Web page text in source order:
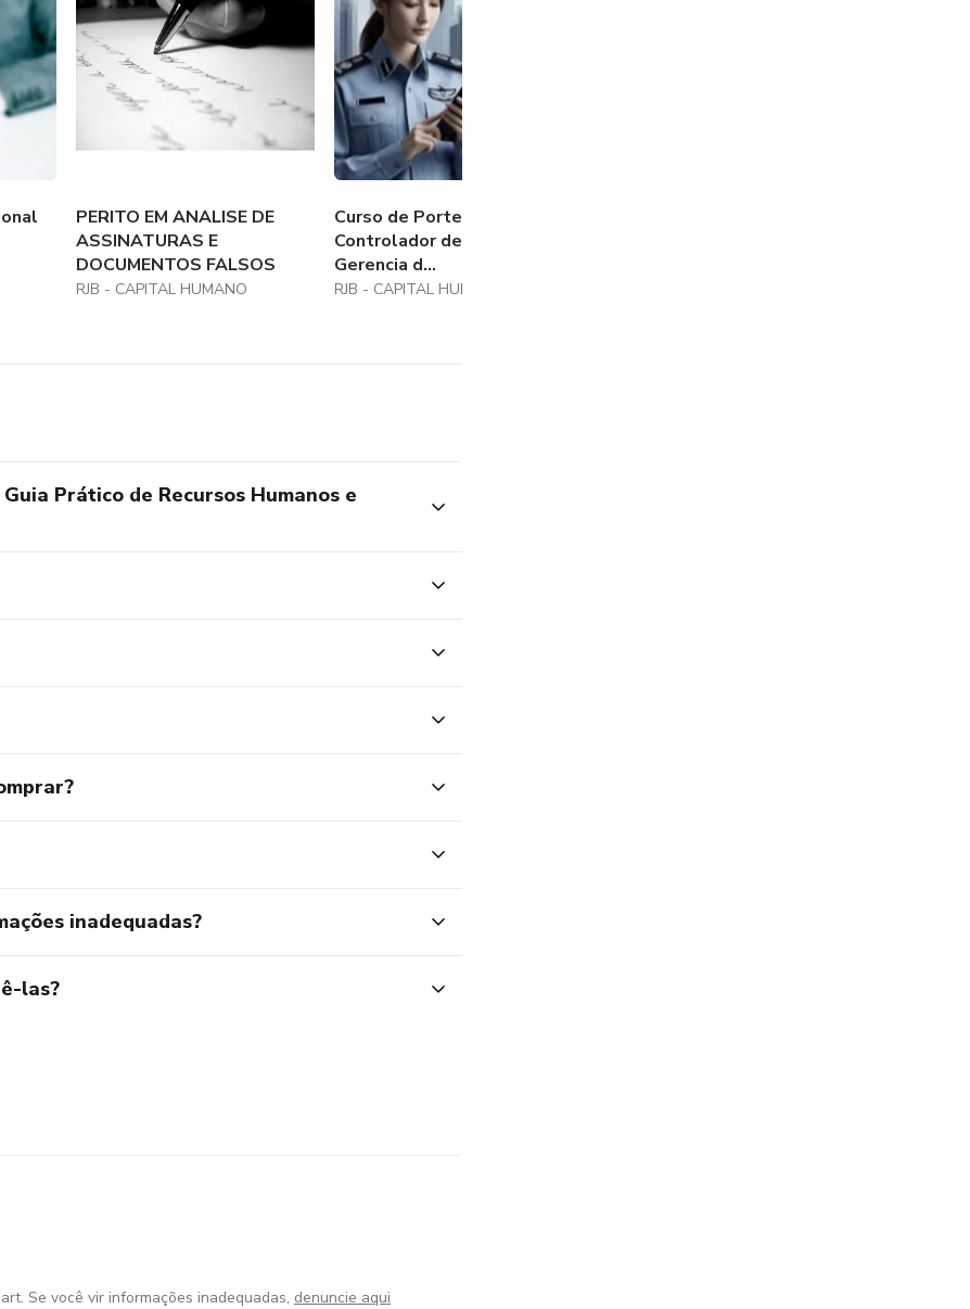
PERITO EM ANALISE DE
ASSINATURAS E
DOCUMENTOS FALSOS
RJB - CAPITAL HUMANO
Curso de Porteiro Vigia,
Controlador de Tráfego e
Gerencia d...
RJB - CAPITAL HUMANO
Prático de Recursos Humanos e
inadequadas?
las?
Se você vir informações inadequadas, denuncie aqui